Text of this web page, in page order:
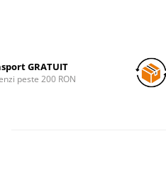
GRATUIT
peste 200 RON